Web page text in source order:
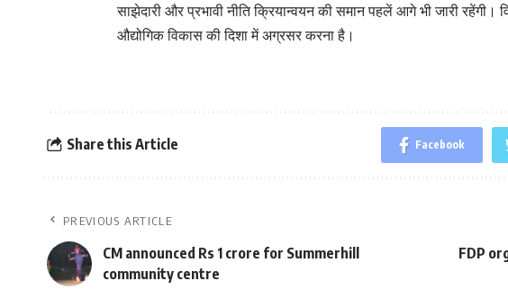
साझेदारी और प्रभावी नीति क्रियान्वयन की समान पहलें आगे भी जारी रहेंगी।
औद्योगिक विकास की दिशा में अग्रसर करना है।
Share this Article Facebook
PREVIOUS ARTICLE
CM announced Rs 1 crore for Summerhill
community centre
FDP